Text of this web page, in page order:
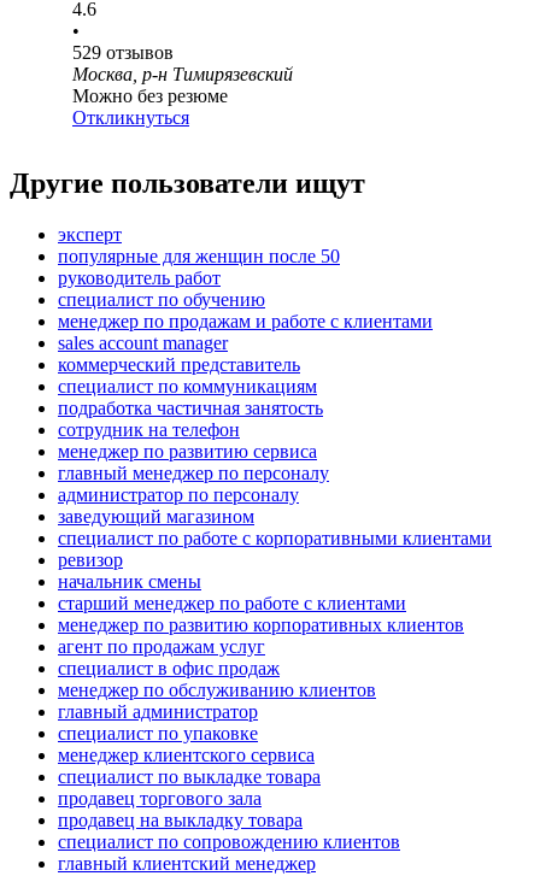
4.6
•
529 отзывов
Москва, р-н Тимирязевский
Можно без резюме
Откликнуться
Другие пользователи ищут
эксперт
популярные для женщин после 50
руководитель работ
специалист по обучению
менеджер по продажам и работе с клиентами
sales account manager
коммерческий представитель
специалист по коммуникациям
подработка частичная занятость
сотрудник на телефон
менеджер по развитию сервиса
главный менеджер по персоналу
администратор по персоналу
заведующий магазином
специалист по работе с корпоративными клиентами
ревизор
начальник смены
старший менеджер по работе с клиентами
менеджер по развитию корпоративных клиентов
агент по продажам услуг
специалист в офис продаж
менеджер по обслуживанию клиентов
главный администратор
специалист по упаковке
менеджер клиентского сервиса
специалист по выкладке товара
продавец торгового зала
продавец на выкладку товара
специалист по сопровождению клиентов
главный клиентский менеджер